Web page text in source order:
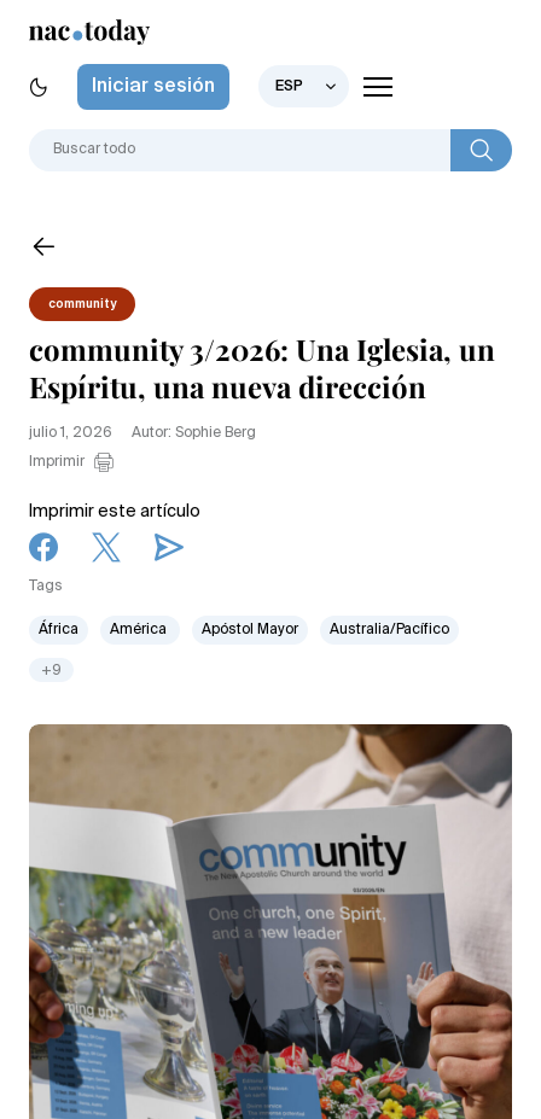
Iniciar sesión ESP
community
community 3/2026: Una Iglesia, un
Espíritu, una nueva dirección
julio 1, 2026
Autor: Sophie Berg
Imprimir
Imprimir este artículo
Tags
África América Apóstol Mayor Australia/Pacífico
+9